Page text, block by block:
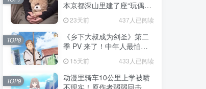
本京都深山里建了座“玩偶神
社”，不仅能拍照还能给娃祈
福！23天前 437人已阅读
《乡下大叔成为剑圣》第二
季 PV 来了！中年人最怕的
不是变老，而是没人愿意再
相信你！
15天前 433人已阅读
TOP8
动漫里骑车10公里上学被喷
TOP9